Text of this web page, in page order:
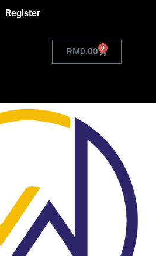
Register
RM0.00 0